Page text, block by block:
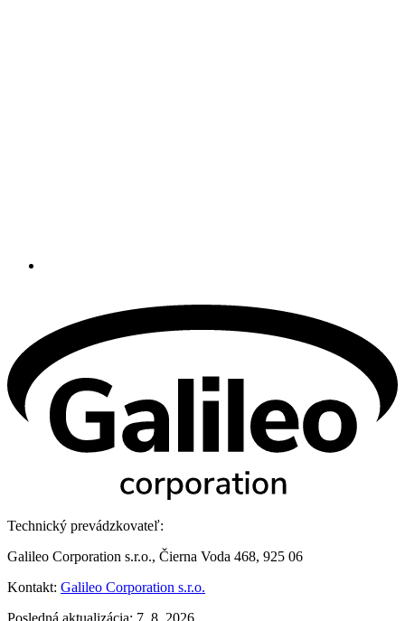
Technický prevádzkovateľ:
Galileo Corporation s.r.o., Čierna Voda 468, 925 06
Kontakt: Galileo Corporation s.r.o.